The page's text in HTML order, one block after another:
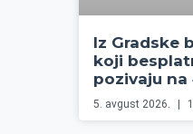
Iz Gradske
koji
pozivaju na
5. avgust 2026.